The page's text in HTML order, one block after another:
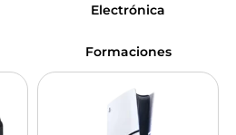
Electrónica
Formaciones